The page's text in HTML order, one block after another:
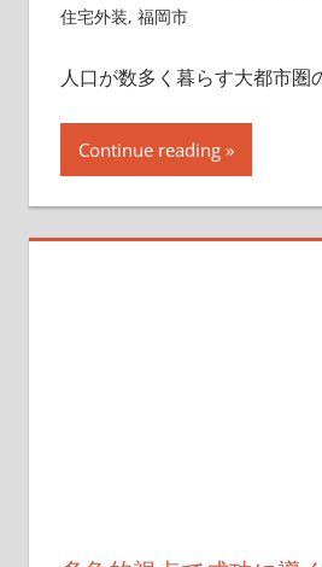
住宅外装, 福岡市
人口が数多く暮らす大都市圏
Continue reading